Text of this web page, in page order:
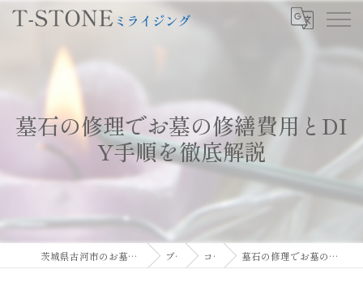
墓石の修理でお墓の修繕費用とDI
Y手順を徹底解説
茨城県古河市のお墓ならT-STONEミライジング ブログ コラム 墓石の修理でお墓の修繕費用とDIY手順を徹底解説